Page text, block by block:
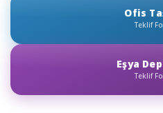
Ofis
Teklif
Eşya
Teklif